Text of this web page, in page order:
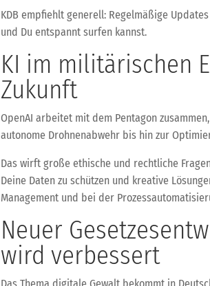
KDB empfiehlt generell: Regelmäßige
und Du entspannt surfen kannst.
KI im militärischen
Zukunft
OpenAI arbeitet mit dem Pentagon
autonome Drohnenabwehr bis hin zur
Das wirft große ethische und rechtliche
Deine Daten zu schützen und kreative
Management und bei der
Neuer
wird verbessert